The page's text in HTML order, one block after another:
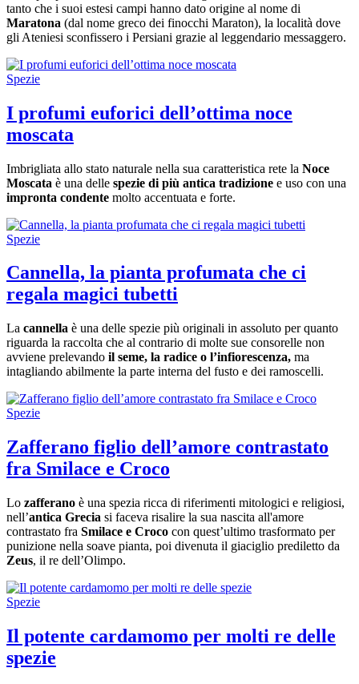
tanto che i suoi estesi campi hanno dato origine al nome di
Maratona (dal nome greco dei finocchi Maraton), la località dove
gli Ateniesi sconfissero i Persiani grazie al leggendario messaggero.
Spezie
I profumi euforici dell’ottima noce
moscata
Imbrigliata allo stato naturale nella sua caratteristica rete la Noce
Moscata è una delle spezie di più antica tradizione e uso con una
impronta condente molto accentuata e forte.
Spezie
Cannella, la pianta profumata che ci
regala magici tubetti
La cannella è una delle spezie più originali in assoluto per quanto
riguarda la raccolta che al contrario di molte sue consorelle non
avviene prelevando il seme, la radice o l’infiorescenza, ma
intagliando abilmente la parte interna del fusto e dei ramoscelli.
Spezie
Zafferano figlio dell’amore contrastato
fra Smilace e Croco
Lo zafferano è una spezia ricca di riferimenti mitologici e religiosi,
nell’antica Grecia si faceva risalire la sua nascita all'amore
contrastato fra Smilace e Croco con quest’ultimo trasformato per
punizione nella soave pianta, poi divenuta il giaciglio prediletto da
Zeus, il re dell’Olimpo.
Spezie
Il potente cardamomo per molti re delle
spezie